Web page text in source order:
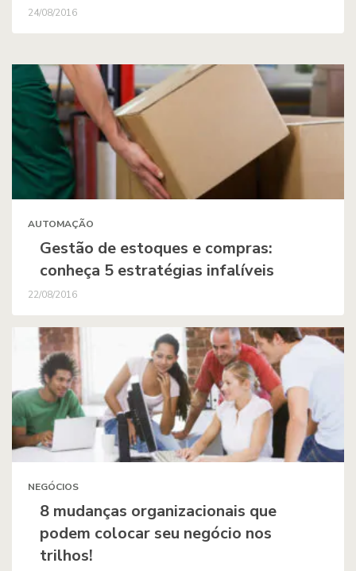
24/08/2016
AUTOMAÇÃO
Gestão de estoques e compras:
conheça 5 estratégias infalíveis
22/08/2016
NEGÓCIOS
8 mudanças organizacionais que
podem colocar seu negócio nos
trilhos!